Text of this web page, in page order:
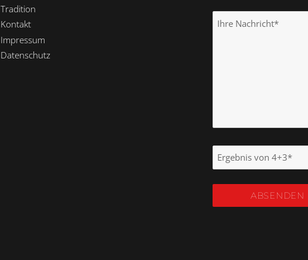
Tradition
Kontakt
Impressum
Datenschutz